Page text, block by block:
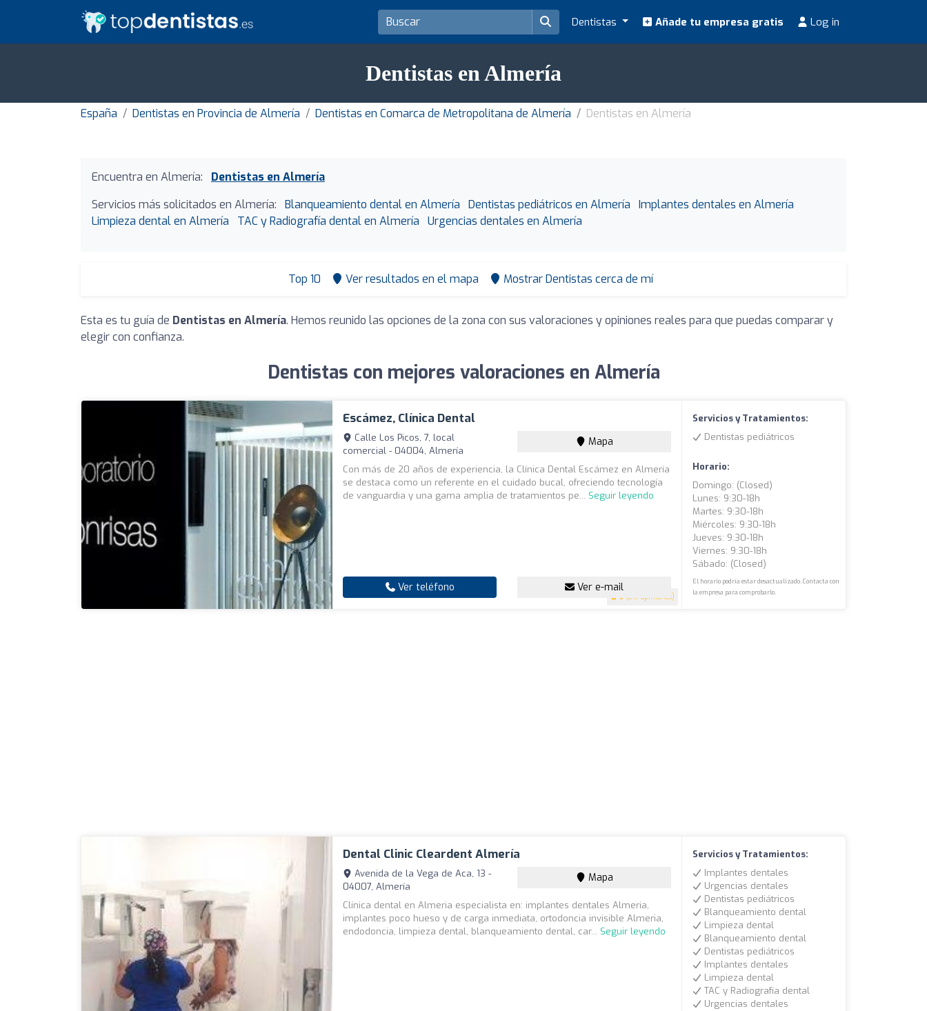
Dentistas Añade tu empresa gratis Log in
Dentistas en Almería
España Dentistas en Provincia de Almería Dentistas en Comarca de Metropolitana de Almería Dentistas en Almería
Encuentra en Almería:
Dentistas en Almería
Servicios más solicitados en Almería:
Blanqueamiento dental en Almería Dentistas pediátricos en Almería
Implantes dentales en Almería
Limpieza dental en Almería
TAC y Radiografía dental en Almería Urgencias dentales en Almería
Top 10 Ver resultados en el mapa Mostrar Dentistas cerca de mí
Esta es tu guía de Dentistas en Almería. Hemos reunido las opciones de la zona con sus valoraciones y opiniones reales para que puedas comparar y
elegir con confianza.
Dentistas con mejores valoraciones en Almería
Escámez, Clínica Dental
5 (217 opiniones)
Calle Los Picos, 7, local
comercial - 04004, Almería
Mapa
Con más de 20 años de experiencia, la Clínica Dental Escámez en Almería
se destaca como un referente en el cuidado bucal, ofreciendo tecnología
de vanguardia y una gama amplia de tratamientos pe... Seguir leyendo
Ver teléfono Ver e-mail
Servicios y Tratamientos:
Dentistas pediátricos
Horario:
Domingo: (closed)
Lunes: 9:30-18h
Martes: 9:30-18h
Miércoles: 9:30-18h
Jueves: 9:30-18h
Viernes: 9:30-18h
Sábado: (closed)
El horario podría estar desactualizado. Contacta con
la empresa para comprobarlo.
Dental Clinic Cleardent Almería
Avenida de la Vega de Aca, 13 -
04007, Almería
Mapa
Clínica dental en Almeria especialista en: implantes dentales Almeria,
implantes poco hueso y de carga inmediata, ortodoncia invisible Almeria,
endodoncia, limpieza dental, blanqueamiento dental, car... Seguir leyendo
Servicios y Tratamientos:
Implantes dentales
Urgencias dentales
Dentistas pediátricos
Blanqueamiento dental
Limpieza dental
Blanqueamiento dental
Dentistas pediátricos
Implantes dentales
Limpieza dental
TAC y Radiografía dental
Urgencias dentales